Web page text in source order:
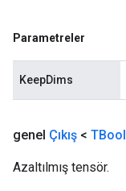
Parametreler
KeepDims
genel Çıkış < TBool
Azaltılmış tensör.